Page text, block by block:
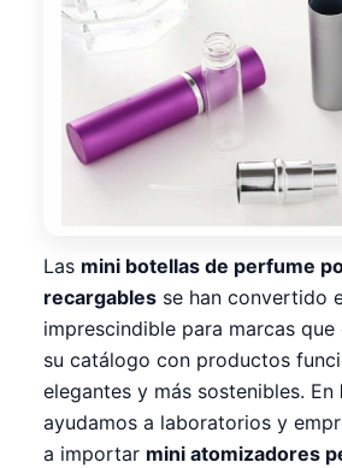
Las mini botellas de perfume
recargables se han convertido
imprescindible para marcas
su catálogo con productos
elegantes y más sostenibles. En
ayudamos a laboratorios y
a importar mini atomizadores